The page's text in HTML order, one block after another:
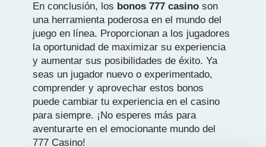
En conclusión, los bonos 777 casino son
una herramienta poderosa en el mundo del
juego en línea. Proporcionan a los jugadores
la oportunidad de maximizar su experiencia
y aumentar sus posibilidades de éxito. Ya
seas un jugador nuevo o experimentado,
comprender y aprovechar estos bonos
puede cambiar tu experiencia en el casino
para siempre. ¡No esperes más para
aventurarte en el emocionante mundo del
777 Casino!